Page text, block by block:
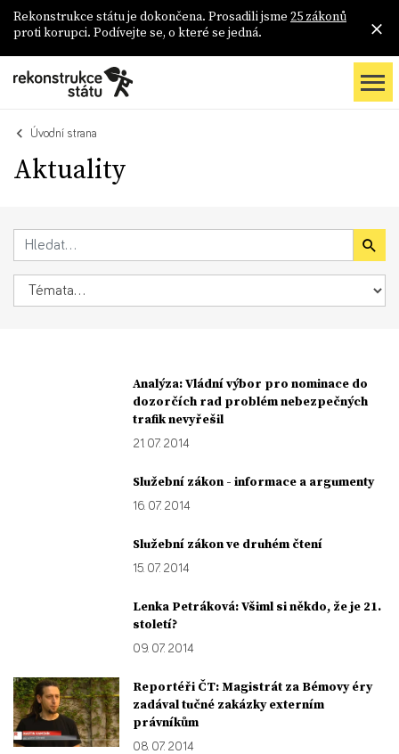
Rekonstrukce státu je dokončena. Prosadili jsme 25 zákonů
proti korupci. Podívejte se, o které se jedná.
Úvodní strana
Aktuality
Analýza: Vládní výbor pro nominace do
dozorčích rad problém nebezpečných
trafik nevyřešil
21. 07. 2014
Služební zákon - informace a argumenty
16. 07. 2014
Služební zákon ve druhém čtení
15. 07. 2014
Lenka Petráková: Všiml si někdo, že je 21.
století?
09. 07. 2014
Reportéři ČT: Magistrát za Bémovy éry
zadával tučné zakázky externím
právníkům
08. 07. 2014